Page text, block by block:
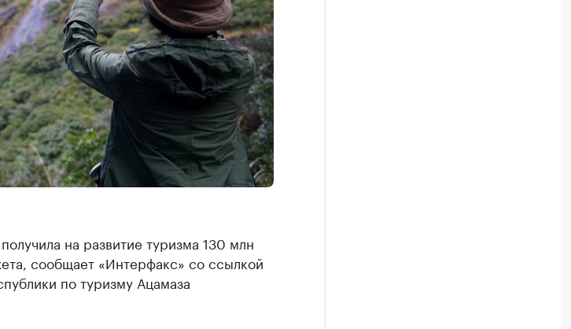
на развитие туризма 130 млн
сообщает «Интерфакс» со ссылкой
по туризму Ацамаза